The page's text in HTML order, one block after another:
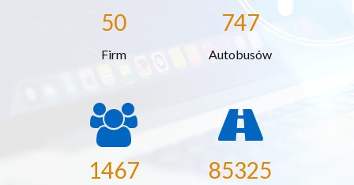
50
Firm
747
Autobusów
1467 85325